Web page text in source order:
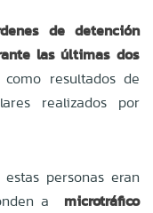
de detención
las últimas dos
resultados de
realizados por
personas eran
a microtráfico